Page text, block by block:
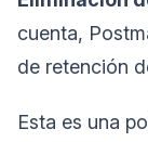
cuenta,
de retención
Esta es una